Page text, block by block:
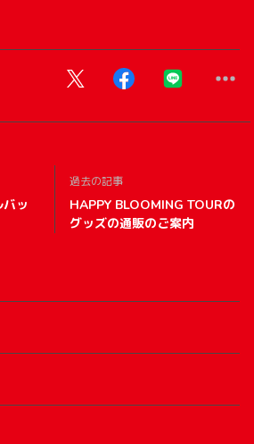
ッ
過去の記事
HAPPY BLOOMING TOURの
グッズの通販のご案内